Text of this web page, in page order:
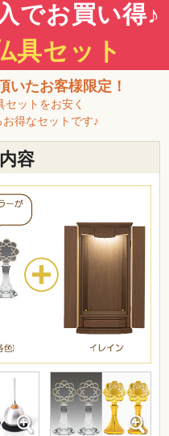
でお買い得♪
具セット
いたお客様限定！
ットをお安く
得なセットです♪
容